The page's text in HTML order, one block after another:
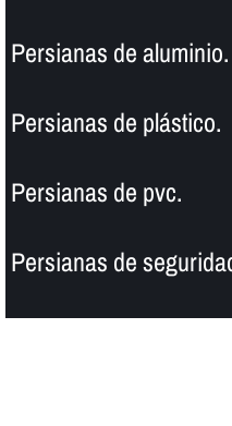
Persianas de aluminio.
Persianas de plástico.
Persianas de pvc.
Persianas de